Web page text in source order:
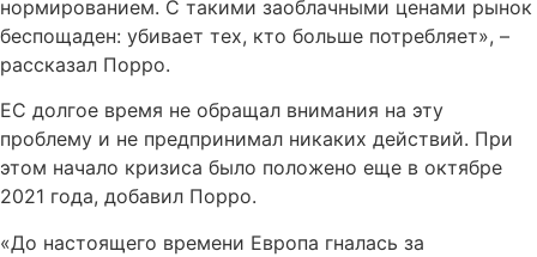
нормированием. С такими заоблачными ценами рынок
беспощаден: убивает тех, кто больше потребляет», –
рассказал Порро.
ЕС долгое время не обращал внимания на эту
проблему и не предпринимал никаких действий. При
этом начало кризиса было положено еще в октябре
2021 года, добавил Порро.
«До настоящего времени Европа гналась за